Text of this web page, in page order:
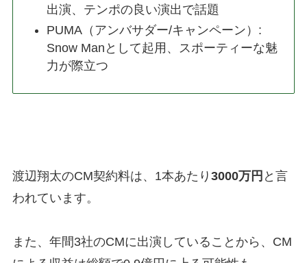
出演、テンポの良い演出で話題
PUMA（アンバサダー/キャンペーン）:
Snow Manとして起用、スポーティーな魅
力が際立つ
渡辺翔太のCM契約料は、1本あたり 3000万円 と言
われています。
また、年間3社のCMに出演していることから、CM